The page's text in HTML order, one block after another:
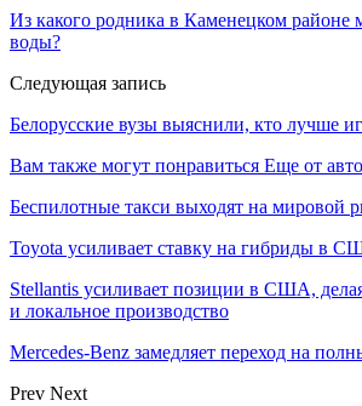
Из какого родника в Каменецком районе
воды?
Следующая запись
Белорусские вузы выяснили, кто лучше
Вам также могут понравиться Еще от
Беспилотные такси выходят на мировой
Toyota усиливает ставку на гибриды в
Stellantis усиливает позиции в США,
и локальное производство
Mercedes-Benz замедляет переход на
Prev Next